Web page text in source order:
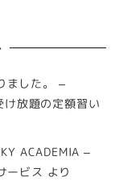
ました。 –
け放題の定額習い
ACADEMIA –
ービス より